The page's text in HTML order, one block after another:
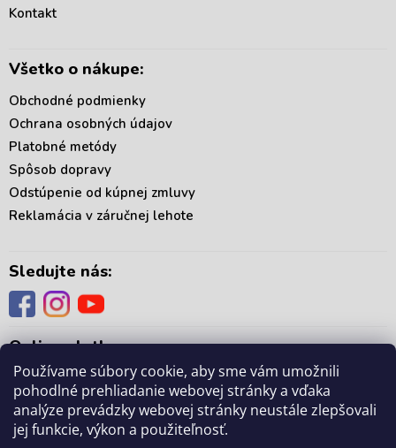
Používame súbory cookie, aby sme vám umožnili
pohodlné prehliadanie webovej stránky a vďaka
analýze prevádzky webovej stránky neustále zlepšovali
jej funkcie, výkon a použiteľnosť.
Kontakt
Všetko o nákupe:
Obchodné podmienky
Ochrana osobných údajov
Platobné metódy
Spôsob dopravy
Odstúpenie od kúpnej zmluvy
Reklamácia v záručnej lehote
Sledujte nás:
Online platby: